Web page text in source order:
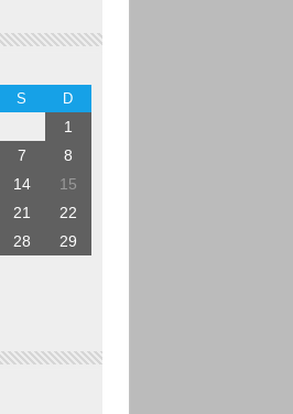
S D
1
7
8
14
15
21
22
28
29